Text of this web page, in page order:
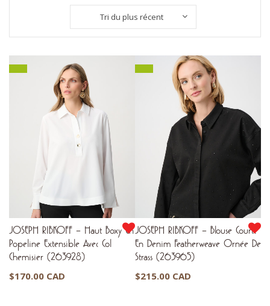
du
récent
plus
ancien
Tri du plus récent
JOSEPH RIBKOFF – Haut Boxy En
Popeline Extensible Avec Col
Chemisier (263928)
$170.00 CAD
JOSEPH RIBKOFF – Blouse Courte
En Denim Featherweave Ornée De
Strass (263965)
$215.00 CAD